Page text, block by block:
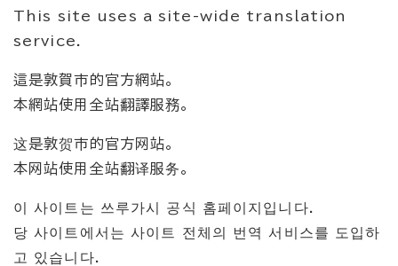
This site uses a site-wide translation
service.
這是敦賀市的官方網站。
本網站使用全站翻譯服務。
这是敦贺市的官方网站。
本网站使用全站翻译服务。
이 사이트는 쓰루가시 공식 홈페이지입니다.
당 사이트에서는 사이트 전체의 번역 서비스를 도입하
고 있습니다.